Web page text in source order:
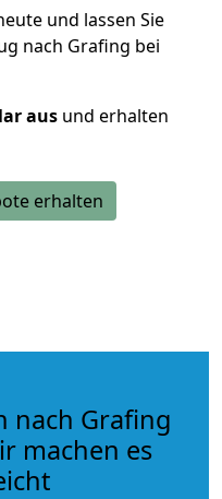
und lassen Sie
nach Grafing bei
aus und erhalten
erhalten
nach Grafing
machen es